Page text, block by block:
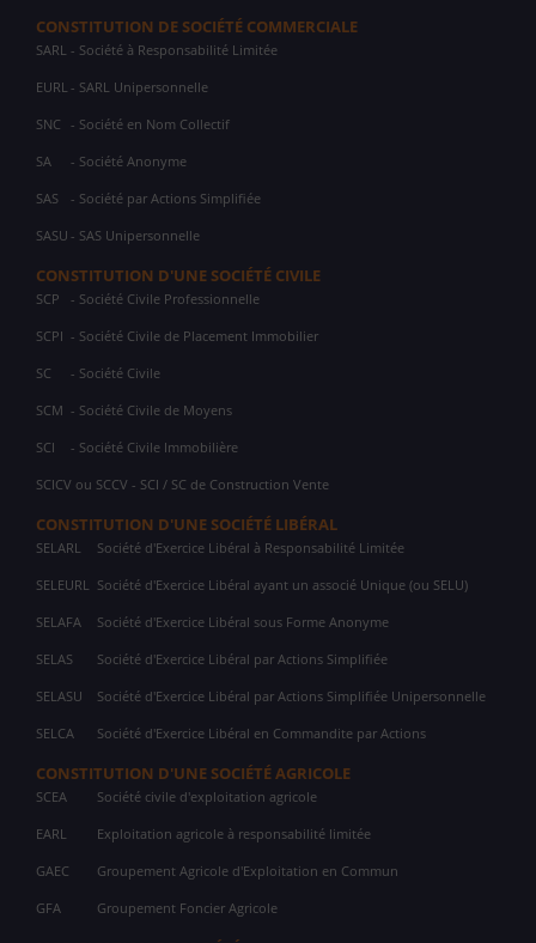
CONSTITUTION DE SOCIÉTÉ COMMERCIALE
SARL - Société à Responsabilité Limitée
EURL - SARL Unipersonnelle
SNC - Société en Nom Collectif
SA - Société Anonyme
SAS - Société par Actions Simplifiée
SASU - SAS Unipersonnelle
CONSTITUTION D'UNE SOCIÉTÉ CIVILE
SCP - Société Civile Professionnelle
SCPI - Société Civile de Placement Immobilier
SC - Société Civile
SCM - Société Civile de Moyens
SCI - Société Civile Immobilière
SCICV ou SCCV - SCI / SC de Construction Vente
CONSTITUTION D'UNE SOCIÉTÉ LIBÉRAL
SELARL Société d'Exercice Libéral à Responsabilité Limitée
SELEURL Société d'Exercice Libéral ayant un associé Unique (ou SELU)
SELAFA Société d'Exercice Libéral sous Forme Anonyme
SELAS Société d'Exercice Libéral par Actions Simplifiée
SELASU Société d'Exercice Libéral par Actions Simplifiée Unipersonnelle
SELCA Société d'Exercice Libéral en Commandite par Actions
CONSTITUTION D'UNE SOCIÉTÉ AGRICOLE
SCEA Société civile d'exploitation agricole
EARL Exploitation agricole à responsabilité limitée
GAEC Groupement Agricole d'Exploitation en Commun
GFA Groupement Foncier Agricole